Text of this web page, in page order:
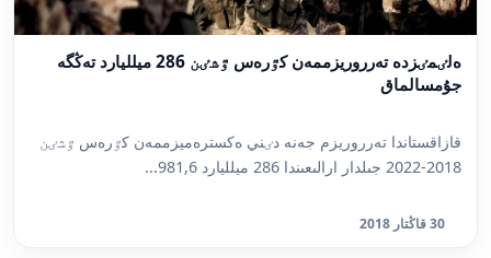
ەلٸمٸزدە تەرروريزممەن كٷرەس ٷشٸن 286 ميلليارد تەڭگە
جۇمسالماق
قازاقستاندا تەرروريزم جەنە دٸني ەكسترەميزممەن كٷرەس ٷشٸن
2018-2022 جىلدار ارالىعىندا 286 ميلليارد 981,6...
30 قاڭتار 2018